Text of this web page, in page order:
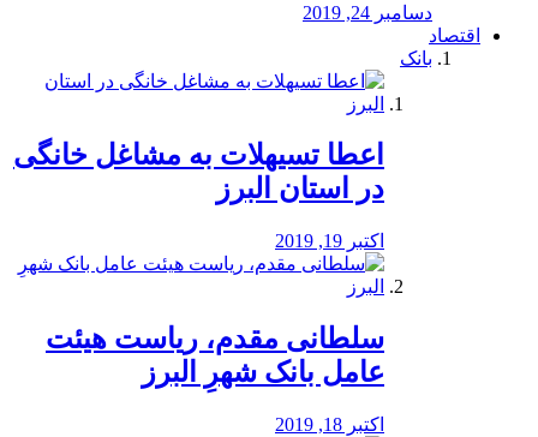
دسامبر 24, 2019
اقتصاد
بانک
️اعطا تسیهلات به مشاغل خانگی
در استان البرز
اکتبر 19, 2019
سلطانی مقدم، ریاست هیئت
عامل بانک شهرِ البرز
اکتبر 18, 2019